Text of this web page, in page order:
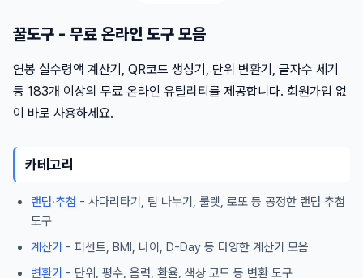
꿀도구 - 무료 온라인 도구 모음
연봉 실수령액 계산기, QR코드 생성기, 단위 변환기, 글자수 세기
등 183개 이상의 무료 온라인 유틸리티를 제공합니다. 회원가입 없
이 바로 사용하세요.
카테고리
랜덤·추첨 - 사다리타기, 팀 나누기, 룰렛, 로또 등 공정한 랜덤 추첨
도구
계산기 - 퍼센트, BMI, 나이, D-Day 등 다양한 계산기 모음
변환기 - 단위, 평수, 음력, 환율, 색상 코드 등 변환 도구